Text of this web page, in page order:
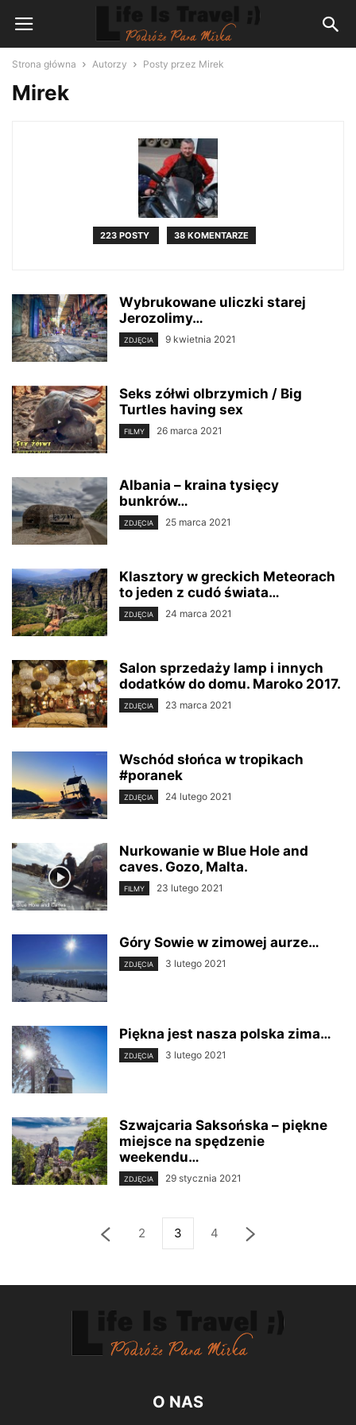
Strona główna Autorzy Posty przez Mirek
Mirek
223 POSTY 38 KOMENTARZE
Wybrukowane uliczki starej
Jerozolimy…
ZDJĘCIA 9 kwietnia 2021
Seks zółwi olbrzymich / Big
Turtles having sex
FILMY 26 marca 2021
Albania – kraina tysięcy
bunkrów…
ZDJĘCIA 25 marca 2021
Klasztory w greckich Meteorach
to jeden z cudó świata…
ZDJĘCIA 24 marca 2021
Salon sprzedaży lamp i innych
dodatków do domu. Maroko 2017.
ZDJĘCIA 23 marca 2021
Wschód słońca w tropikach
#poranek
ZDJĘCIA 24 lutego 2021
Nurkowanie w Blue Hole and
caves. Gozo, Malta.
FILMY 23 lutego 2021
Góry Sowie w zimowej aurze…
ZDJĘCIA 3 lutego 2021
Piękna jest nasza polska zima…
ZDJĘCIA 3 lutego 2021
Szwajcaria Saksońska – piękne
miejsce na spędzenie
weekendu…
ZDJĘCIA 29 stycznia 2021
2 3 4
O NAS